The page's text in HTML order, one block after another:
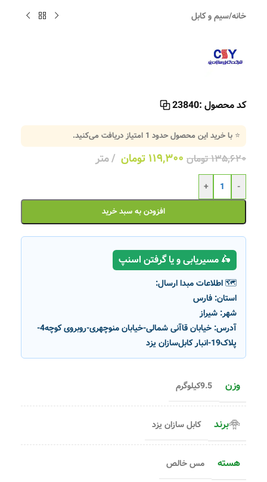
خانه/سیم و کابل
کد محصول :23840
⭐ با خرید این محصول حدود 1 امتیاز دریافت می‌کنید.
۱۳۵,۶۲۰تومان ۱۱۹,۳۰۰ تومان متر
-
+
افزودن به سبد خرید
🛵 مسیریابی و یا گرفتن اسنپ
🗺️ اطلاعات مبدا ارسال:
استان: فارس
شهر: شیراز
آدرس:
خیابان قاآنی شمالی-خیابان منوچهری-روبروی کوچه4-
پلاک19-انبار کابل‌سازان یزد
وزن 9.5کیلوگرم
برند کابل سازان یزد
هسته مس خالص